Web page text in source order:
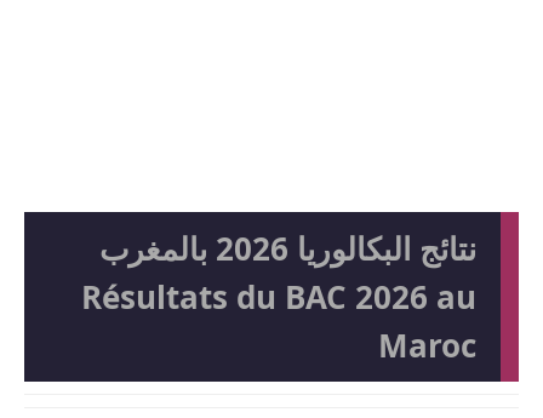
نتائج البكالوريا 2026 بالمغرب
Résultats du BAC 2026 au
Maroc